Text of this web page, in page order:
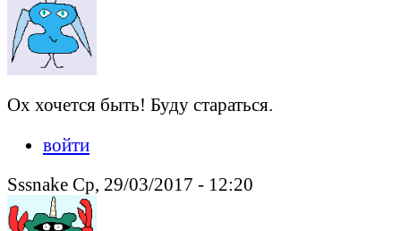
Ох хочется быть! Буду стараться.
войти
Sssnake Ср, 29/03/2017 - 12:20